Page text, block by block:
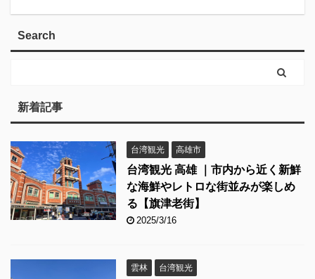
Search
新着記事
台湾観光 高雄市
台湾観光 高雄 ｜市内から近く新鮮
な海鮮やレトロな街並みが楽しめ
る【旗津老街】
2025/3/16
雲林 台湾観光